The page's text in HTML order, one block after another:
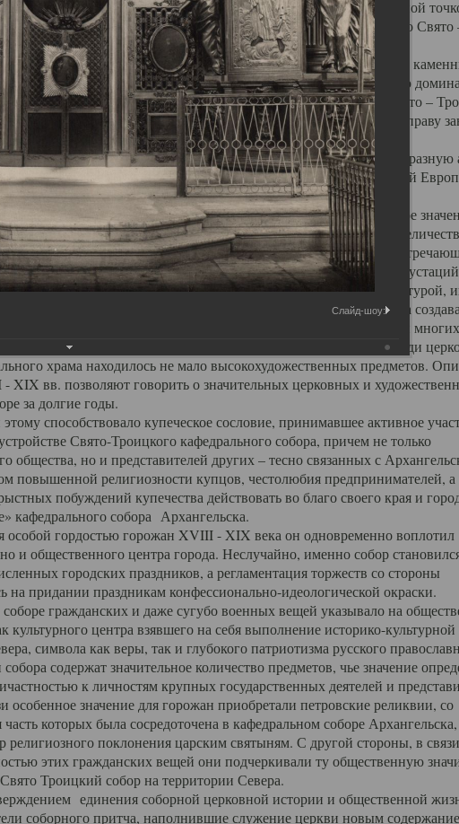
религией, набравшая особую силу в конце 20 –х годов. Отправной
центра архангельской губернии - ансамбля кафедрального
XVIII века в центре Архангельска, величественный
собор, сразу превратился в зрительную и градостроительную
ему не было равных на Севере. Вплоть до разрушения Свято –
и значительным из городских строений Архангельска, по праву
гостиных дворов, в градостроительной картине Архангельска.
и светлых соборов России воплотил в себе яркую и своеобразную
отраженными в ней архитектурными течениями России, Западной
школы церковного зодчества.
и богатство собора, вполне оправдывали его кафедральное
из многочисленных культовых построек города. Обширный и
колоннами ионического стиля, с единственными нигде не
фронтоном и множеством резных, символических инкрустаций
ценность. В совокупности же с живописью, скульптурой,
предметами церковной утвари интерьер Троицкого храма
ансамбль декоративного убранства собора, на протяжении
своих посетителей. В соборной ризнице, библиотеке, среди
храма находилось не мало высокохудожественных предметов.
XIX вв. позволяют говорить о значительных церковных и
за долгие годы.
способствовало купеческое сословие, принимавшее активное
Свято-Троицкого кафедрального собора, причем не только
общества, но и представителей других – тесно связанных с
повышенной религиозности купцов, честолюбия предпринимателей, а
побуждений купечества действовать во благо своего края и
кафедрального собора Архангельска.
гордостью горожан XVIII - XIX века он одновременно воплотил
и общественного центра города. Неслучайно, именно собор
городских праздников, а регламентация торжеств со стороны
на придании праздникам конфессионально-идеологической окраски.
гражданских и даже сугубо военных вещей указывало на
культурного центра взявшего на себя выполнение историко-
символа как веры, так и глубокого патриотизма русского
содержат значительное количество предметов, чье значение
к личностям крупных государственных деятелей и
особенное значение для горожан приобретали петровские реликвии, со
которых была сосредоточена в кафедральном соборе
религиозного поклонения царским святыням. С другой стороны, в
этих гражданских вещей они подчеркивали ту общественную
Троицкий собор на территории Севера.
единения соборной церковной истории и общественной
соборного притча, наполнившие служение церкви новым
Слайд-шоу: